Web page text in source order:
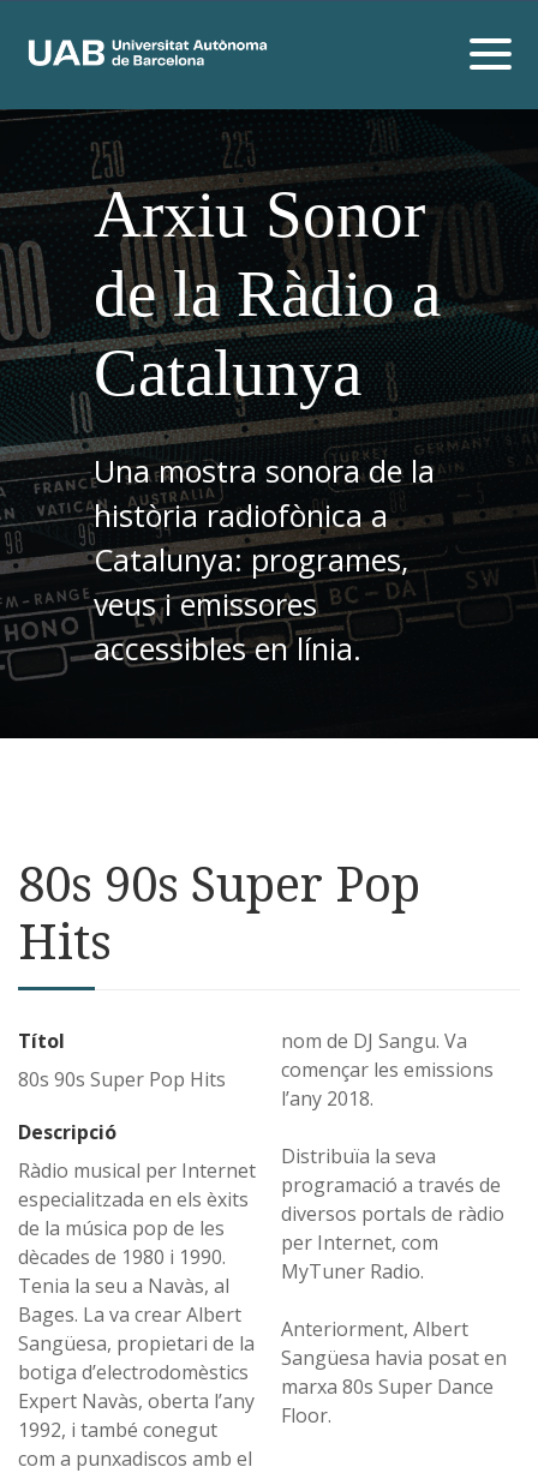
Arxiu Sonor
de la Ràdio a
Catalunya
Una mostra sonora de la
història radiofònica a
Catalunya: programes,
veus i emissores
accessibles en línia.
80s 90s Super Pop
Hits
Títol
80s 90s Super Pop Hits
Descripció
Ràdio musical per Internet
especialitzada en els èxits
de la música pop de les
dècades de 1980 i 1990.
Tenia la seu a Navàs, al
Bages. La va crear Albert
Sangüesa, propietari de la
botiga d’electrodomèstics
Expert Navàs, oberta l’any
1992, i també conegut
com a punxadiscos amb el
nom de DJ Sangu. Va
començar les emissions
l’any 2018.
Distribuïa la seva
programació a través de
diversos portals de ràdio
per Internet, com
MyTuner Radio.
Anteriorment, Albert
Sangüesa havia posat en
marxa 80s Super Dance
Floor.